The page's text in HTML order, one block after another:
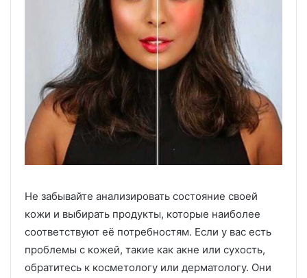
Не забывайте анализировать состояние своей
кожи и выбирать продукты, которые наиболее
соответствуют её потребностям. Если у вас есть
проблемы с кожей, такие как акне или сухость,
обратитесь к косметологу или дерматологу. Они